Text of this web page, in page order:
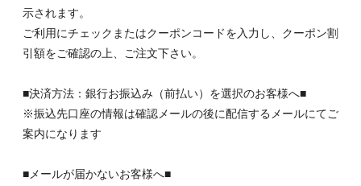
示されます。
ご利用にチェックまたはクーポンコードを入力し、クーポン割
引額をご確認の上、ご注文下さい。
■決済方法：銀行お振込み（前払い）を選択のお客様へ■
※振込先口座の情報は確認メールの後に配信するメールにてご
案内になります
■メールが届かないお客様へ■